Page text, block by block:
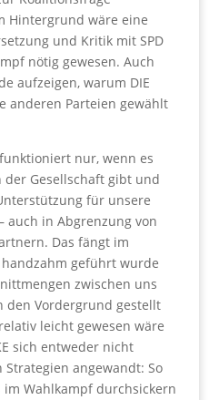
Hintergrund wäre eine
und Kritik mit SPD
nötig gewesen. Auch
aufzeigen, warum DIE
anderen Parteien gewählt
nur, wenn es
Gesellschaft gibt und
für unsere
auch in Abgrenzung von
Das fängt im
geführt wurde
zwischen uns
den Vordergrund gestellt
leicht gewesen wäre
sich entweder nicht
angewandt: So
Wahlkampf durchsickern